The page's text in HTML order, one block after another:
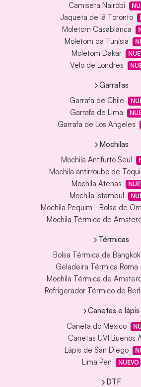
Camiseta Nairóbi
Jaqueta de lã Toronto
Moletom Casablanca
Moletom da Tunísia
Moletom Dakar
Velo de Londres
Garrafas
Garrafa de Chile
Garrafa de Lima
Garrafa de Los Angeles
Mochilas
Mochila Antifurto Seul
Mochila antirroubo de
Mochila Atenas
Mochila Istambul
Mochila Pequim - Bolsa de
Mochila Térmica de
Térmicas
Bolsa Térmica de Bangkok
Geladeira Térmica Roma
Mochila Térmica de
Refrigerador Térmico de
Canetas e lápis
Caneta do México
Canetas UVI Buenos
Lápis de San Diego
Lima Pen NUEVO
DTF